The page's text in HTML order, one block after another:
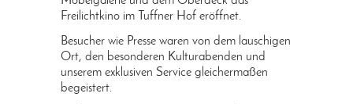
Freilichtkino im Tuffner Hof eröffnet.
Besucher wie Presse waren von dem lauschigen
Ort, den besonderen Kulturabenden und
unserem exklusiven Service gleichermaßen
begeistert.